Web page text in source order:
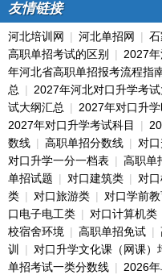
友情链接
河北培训网 | 河北单招网 |
高职单招考试的区别
| 2027
年河北省高职单招报考流程指
总 | 2027年河北对口升学考
试大纲汇总 | 2027年对口升
2027年对口升学考试科目
|
数线 | 高职单招分数线 | 对
对口升学一分一档表 | 高职单
单招试题 | 对口建筑类 | 对
类 | 对口旅游类 | 对口学前
口电子电工类 | 对口计算机类
校宿舍环境 | 高职单招免试 |
训
| 对口升学文化课（网课）
单招考试一类分数线 | 2026